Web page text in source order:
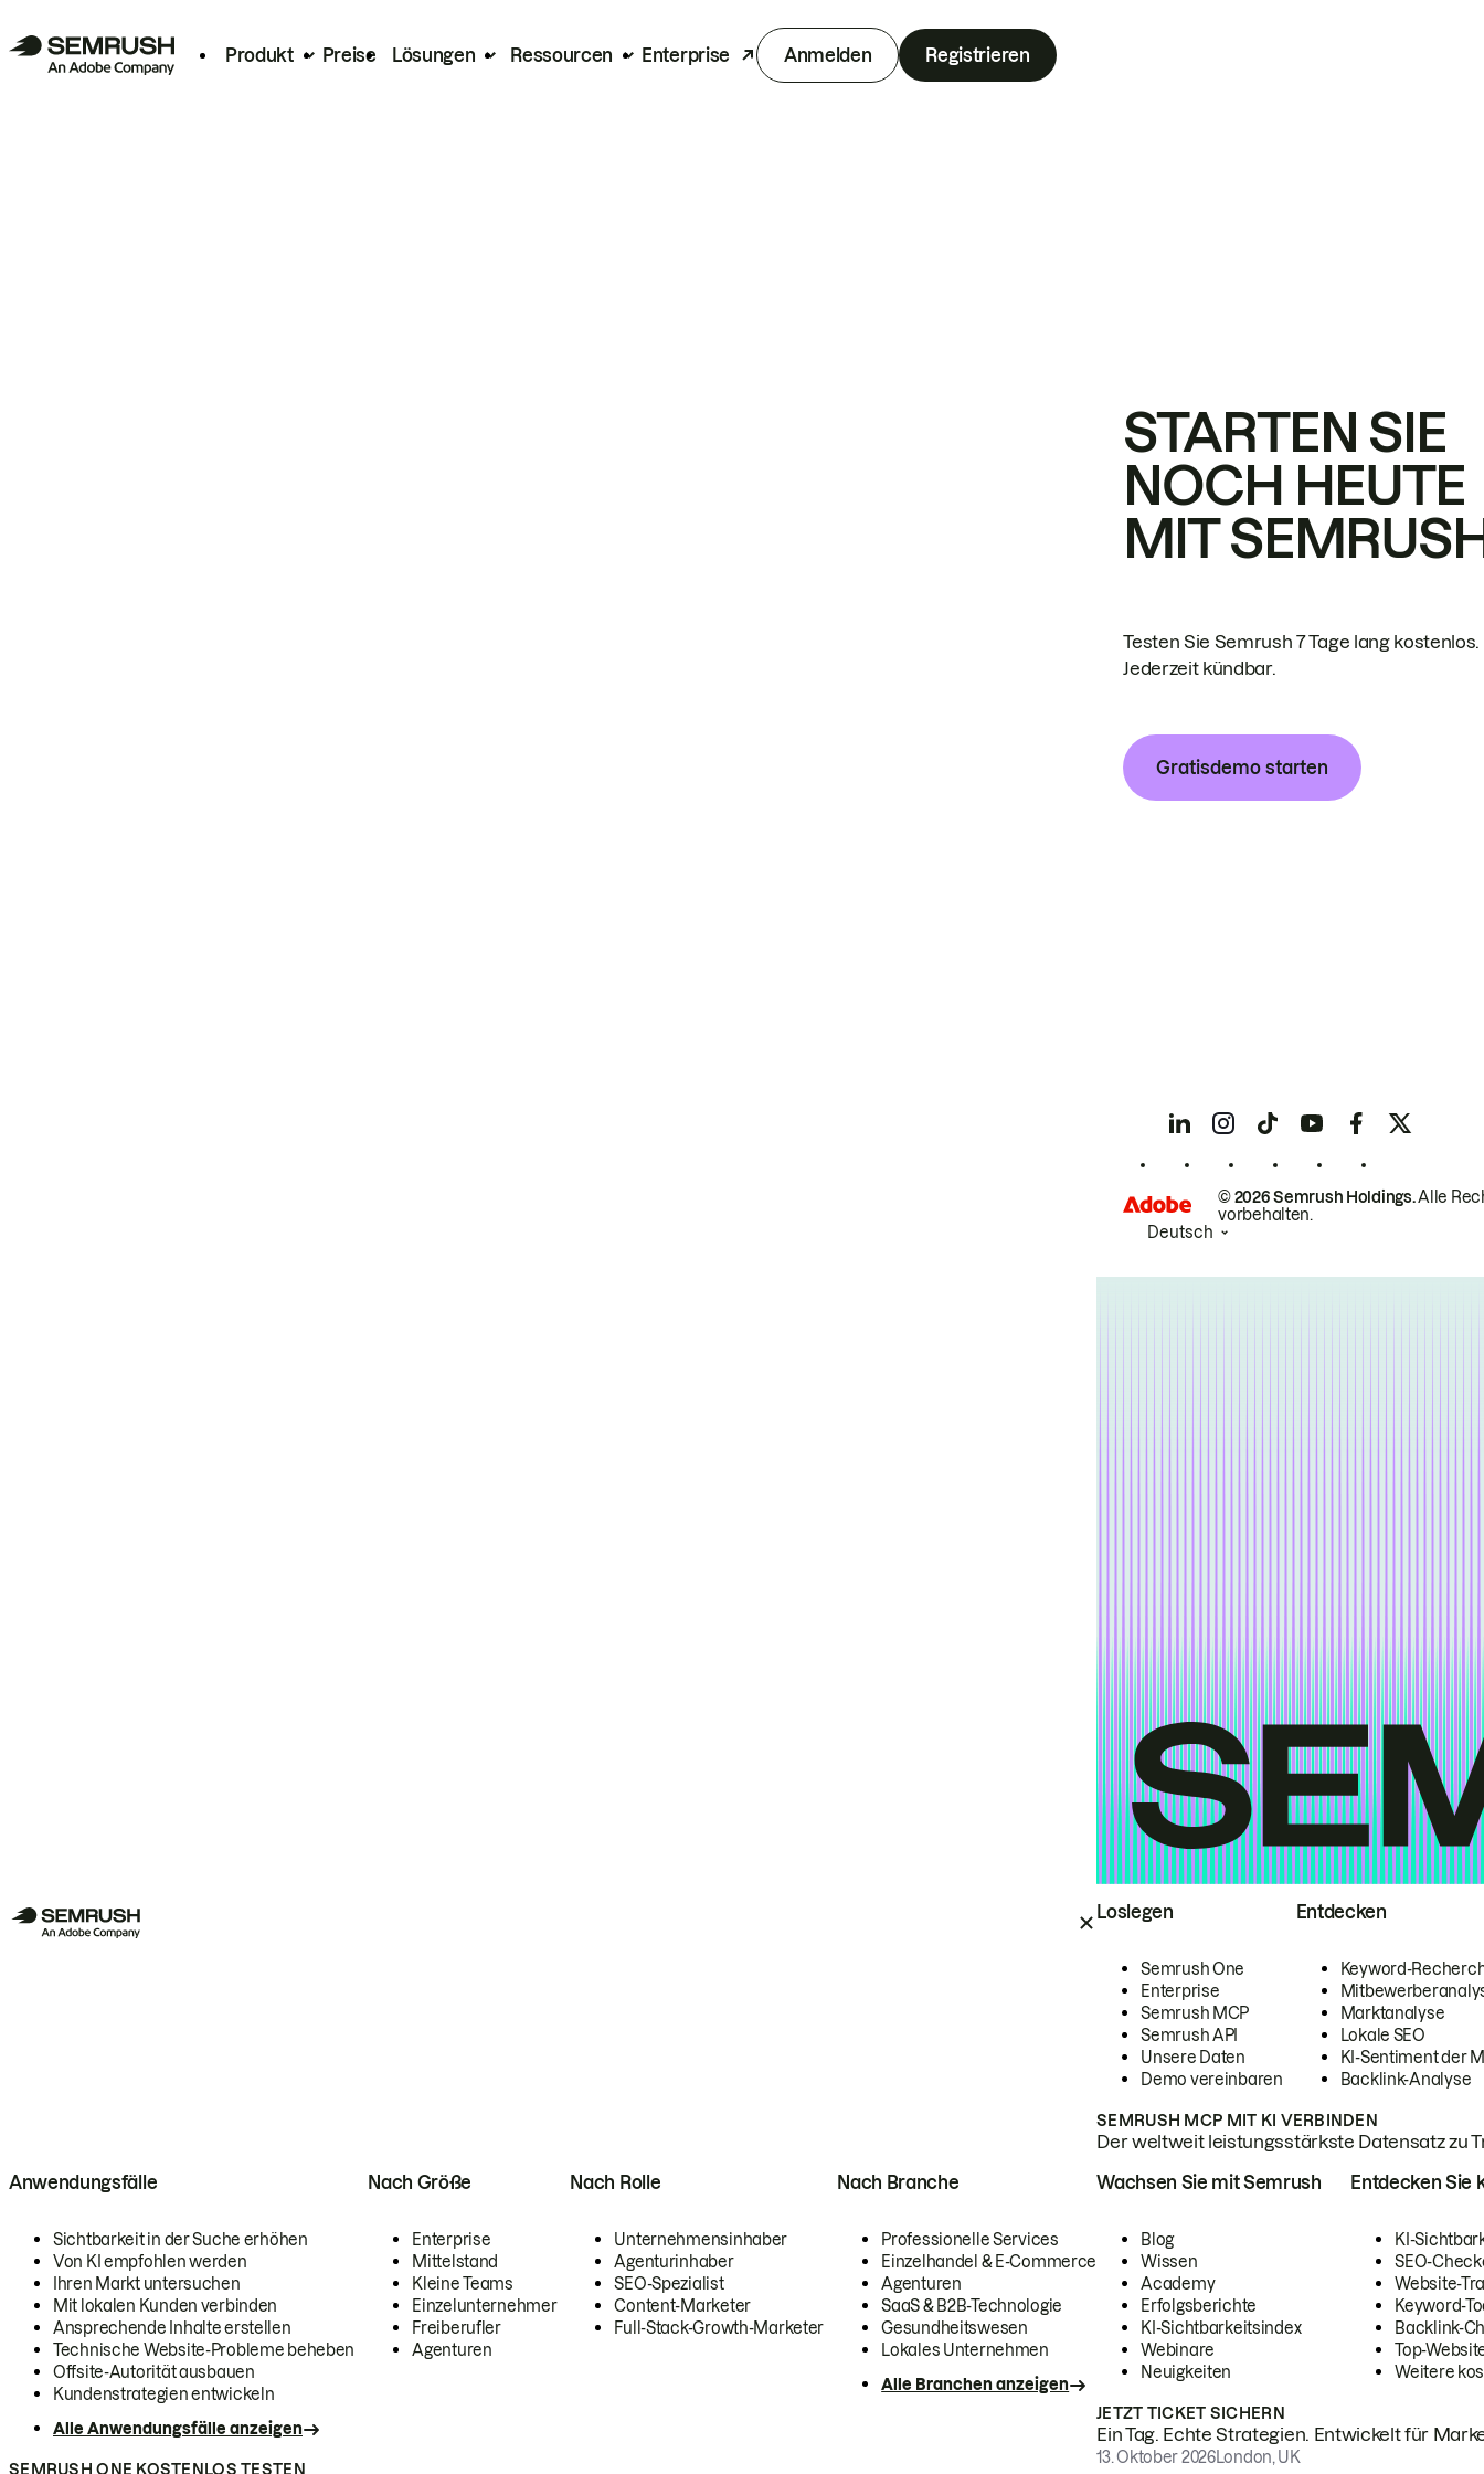
Produkt Preise Lösungen Ressourcen Enterprise Anmelden Registrieren
Loslegen
Semrush One
Enterprise
Semrush MCP
Semrush API
Unsere Daten
Demo vereinbaren
Entdecken
Keyword-
Marktanalyse
Lokale SEO
KI-Sentiment der
Backlink-Analyse
SEMRUSH MCP MIT KI VERBINDEN
Der weltweit leistungsstärkste Datensatz zu
Anwendungsfälle
Sichtbarkeit in der Suche erhöhen
Von KI empfohlen werden
Ihren Markt untersuchen
Mit lokalen Kunden verbinden
Ansprechende Inhalte erstellen
Technische Website-Probleme beheben
Offsite-Autorität ausbauen
Kundenstrategien entwickeln
Alle Anwendungsfälle anzeigen
Nach Größe
Enterprise
Mittelstand
Kleine Teams
Einzelunternehmer
Freiberufler
Agenturen
Nach Rolle
Unternehmensinhaber
Agenturinhaber
SEO-Spezialist
Content-Marketer
Full-Stack-Growth-Marketer
Nach Branche
Professionelle Services
Einzelhandel & E-Commerce
Agenturen
SaaS & B2B-Technologie
Gesundheitswesen
Lokales Unternehmen
Alle Branchen anzeigen
SEMRUSH ONE KOSTENLOS TESTEN
Wachsen Sie mit Semrush
Blog
Wissen
Academy
Erfolgsberichte
KI-Sichtbarkeitsindex
Webinare
Neuigkeiten
Entdecken Sie
KI-
SEO-
Website-
Keyword-
Backlink-
Top-
Weitere
JETZT TICKET SICHERN
Ein Tag. Echte Strategien. Entwickelt für
13. Oktober 2026London, UK
STARTEN SIE
NOCH HEUTE
MIT
Testen Sie Semrush 7 Tage lang kostenlos.
Jederzeit kündbar.
Gratisdemo starten
© 2026 Semrush Holdings.Alle
vorbehalten.
Deutsch